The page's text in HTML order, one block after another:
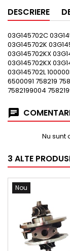
DESCRIERE
03G145702C
03G145702K
03G145702KX
03G145702KX
03G145702L
6500091 758219
7582199004
Nu sunt
3 ALTE
Nou